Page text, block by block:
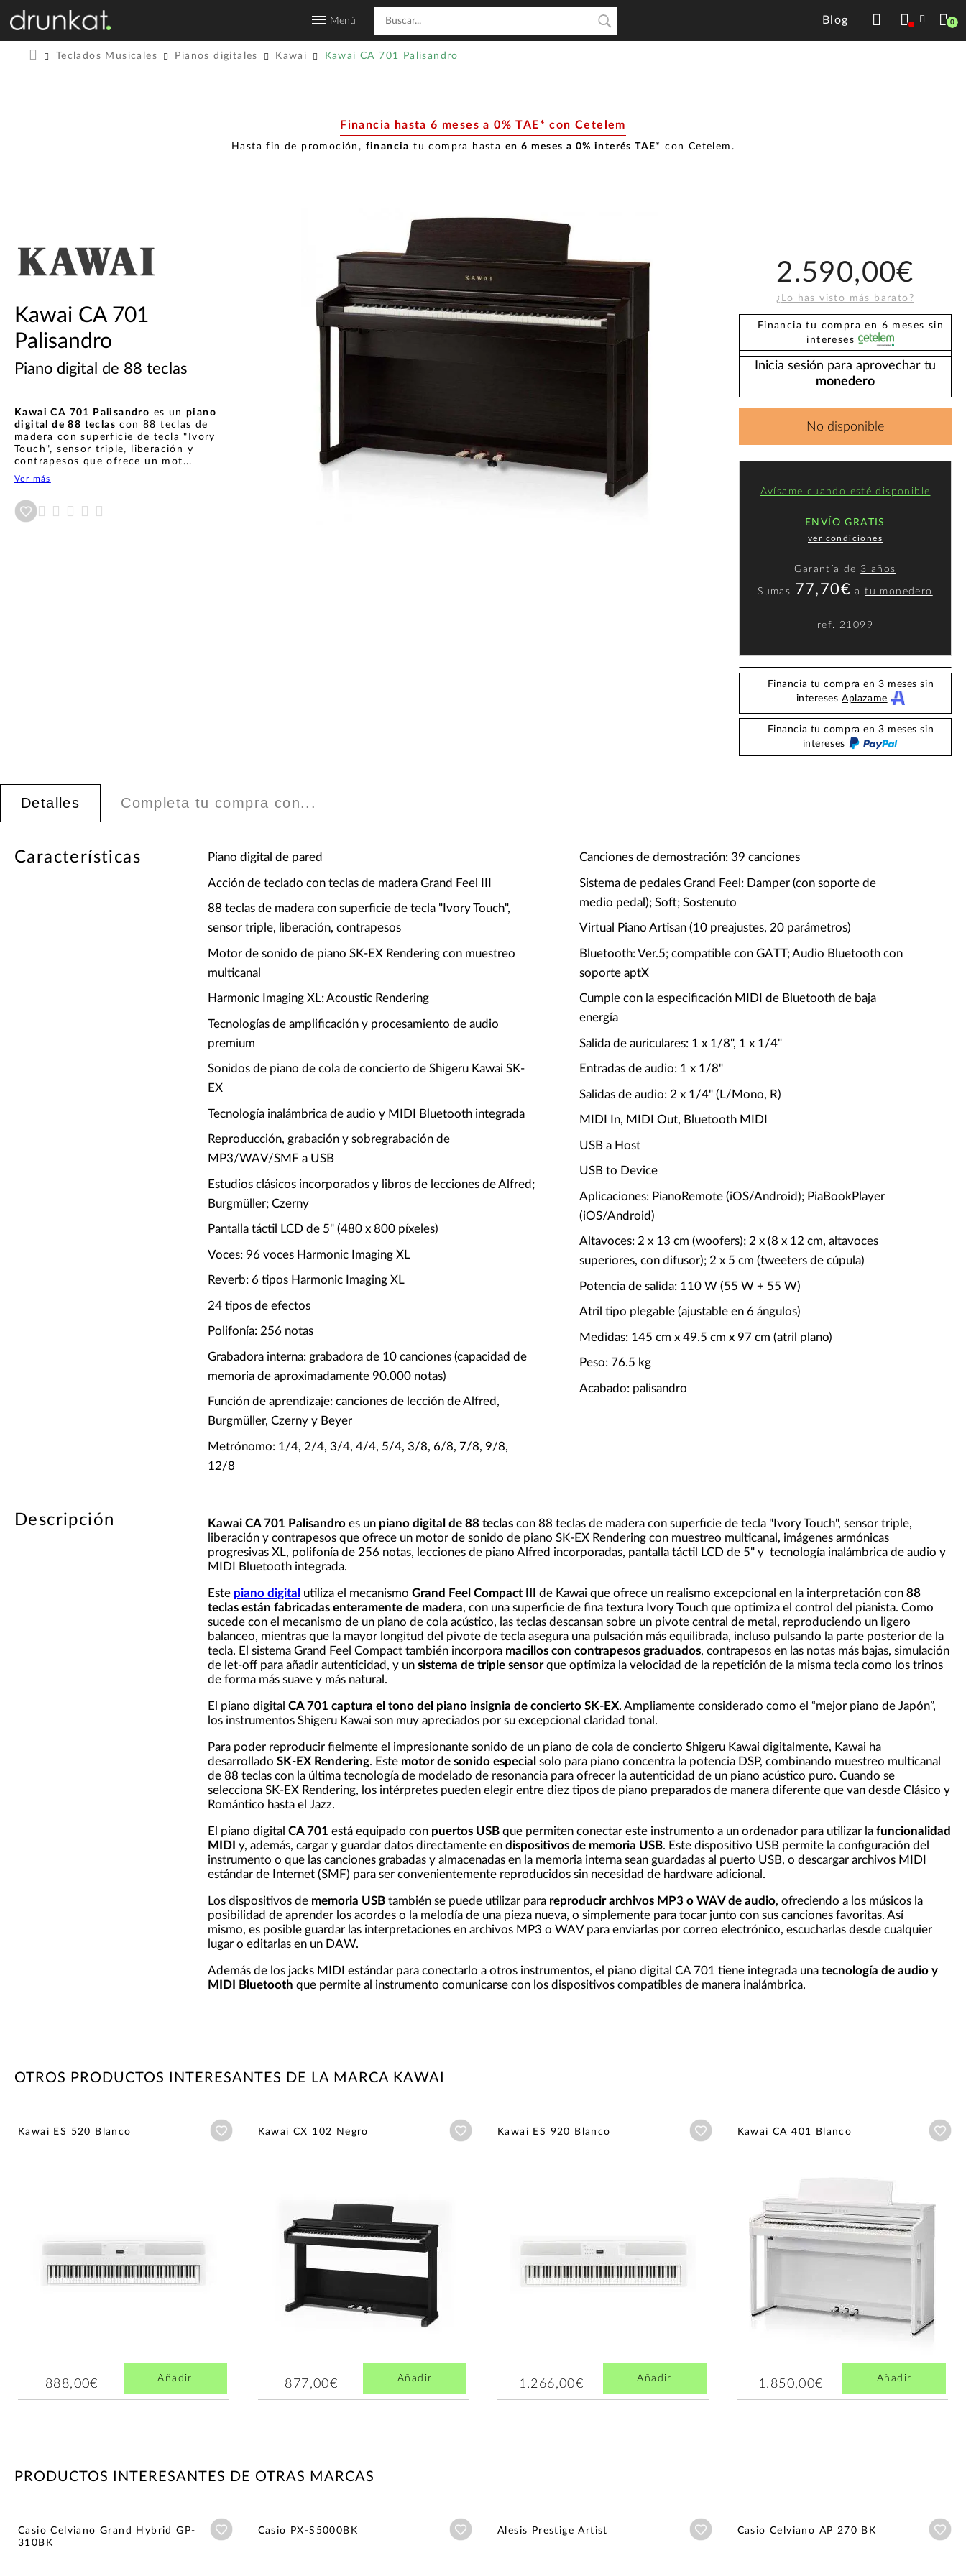
Menú Blog 0
Teclados Musicales Pianos digitales Kawai Kawai CA 701 Palisandro
Financia hasta 6 meses a 0% TAE* con Cetelem
Hasta fin de promoción, financia tu compra hasta en 6 meses a 0% interés TAE* con Cetelem.
Kawai CA 701
Palisandro
Piano digital de 88 teclas
Kawai CA 701 Palisandro es unpiano
digital de 88 teclas con 88 teclas de
madera con superficie de tecla "Ivory
Touch", sensor triple, liberación y
contrapesos que ofrece un mot...
Ver más
2.590,00€
¿Lo has visto más barato?
Financia tu compra en 6 meses sin
intereses
Inicia sesión para aprovechar tu
monedero
No disponible
Avísame cuando esté disponible
ENVÍO GRATIS
ver condiciones
Garantía de 3 años
Sumas 77,70€ atu monedero
ref. 21099
Financia tu compra en 3 meses sin
interesesAplazame
Financia tu compra en 3 meses sin
intereses
Detalles Completa tu compra con...
Características Piano digital de pared
Acción de teclado con teclas de madera Grand Feel III
88 teclas de madera con superficie de tecla "Ivory Touch",
sensor triple, liberación, contrapesos
Motor de sonido de piano SK-EX Rendering con muestreo
multicanal
Harmonic Imaging XL: Acoustic Rendering
Tecnologías de amplificación y procesamiento de audio
premium
Sonidos de piano de cola de concierto de Shigeru Kawai SK-
EX
Tecnología inalámbrica de audio y MIDI Bluetooth integrada
Reproducción, grabación y sobregrabación de
MP3/WAV/SMF a USB
Estudios clásicos incorporados y libros de lecciones de Alfred;
Burgmüller; Czerny
Pantalla táctil LCD de 5" (480 x 800 píxeles)
Voces: 96 voces Harmonic Imaging XL
Reverb: 6 tipos Harmonic Imaging XL
24 tipos de efectos
Polifonía: 256 notas
Grabadora interna: grabadora de 10 canciones (capacidad de
memoria de aproximadamente 90.000 notas)
Función de aprendizaje: canciones de lección de Alfred,
Burgmüller, Czerny y Beyer
Metrónomo: 1/4, 2/4, 3/4, 4/4, 5/4, 3/8, 6/8, 7/8, 9/8,
12/8
Canciones de demostración: 39 canciones
Sistema de pedales Grand Feel: Damper (con soporte de
medio pedal); Soft; Sostenuto
Virtual Piano Artisan (10 preajustes, 20 parámetros)
Bluetooth: Ver.5; compatible con GATT; Audio Bluetooth con
soporte aptX
Cumple con la especificación MIDI de Bluetooth de baja
energía
Salida de auriculares: 1 x 1/8", 1 x 1/4"
Entradas de audio: 1 x 1/8"
Salidas de audio: 2 x 1/4" (L/Mono, R)
MIDI In, MIDI Out, Bluetooth MIDI
USB a Host
USB to Device
Aplicaciones: PianoRemote (iOS/Android); PiaBookPlayer
(iOS/Android)
Altavoces: 2 x 13 cm (woofers); 2 x (8 x 12 cm, altavoces
superiores, con difusor); 2 x 5 cm (tweeters de cúpula)
Potencia de salida: 110 W (55 W + 55 W)
Atril tipo plegable (ajustable en 6 ángulos)
Medidas: 145 cm x 49.5 cm x 97 cm (atril plano)
Peso: 76.5 kg
Acabado: palisandro
Descripción Kawai CA 701 Palisandroes un piano digital de 88 teclascon 88 teclas de madera con superficie de tecla "Ivory Touch", sensor triple,
liberación y contrapesos que ofrece un motor de sonido de piano SK-EX Rendering con muestreo multicanal, imágenes armónicas
progresivas XL, polifonía de 256 notas, lecciones de piano Alfred incorporadas, pantalla táctil LCD de 5" y tecnología inalámbrica de audio y
MIDI Bluetooth integrada.
Este piano digital utiliza el mecanismo Grand Feel Compact III de Kawai que ofrece un realismo excepcional en la interpretación con 88
teclas están fabricadas enteramente de madera, con una superficie de fina textura Ivory Touch que optimiza el control del pianista. Como
sucede con el mecanismo de un piano de cola acústico, las teclas descansan sobre un pivote central de metal, reproduciendo un ligero
balanceo, mientras que la mayor longitud del pivote de tecla asegura una pulsación más equilibrada, incluso pulsando la parte posterior de la
tecla. El sistema Grand Feel Compact también incorpora macillos con contrapesos graduados, contrapesos en las notas más bajas, simulación
de let-off para añadir autenticidad, y un sistema de triple sensorque optimiza la velocidad de la repetición de la misma tecla como los trinos
de forma más suave y más natural.
El piano digital CA 701 captura el tono del piano insignia de concierto SK-EX. Ampliamente considerado como el “mejor piano de Japón”,
los instrumentos Shigeru Kawai son muy apreciados por su excepcional claridad tonal.
Para poder reproducir fielmente el impresionante sonido de un piano de cola de concierto Shigeru Kawai digitalmente, Kawai ha
desarrollado SK-EX Rendering. Este motor de sonido especial solo para piano concentra la potencia DSP, combinando muestreo multicanal
de 88 teclas con la última tecnología de modelado de resonancia para ofrecer la autenticidad de un piano acústico puro. Cuando se
selecciona SK-EX Rendering, los intérpretes pueden elegir entre diez tipos de piano preparados de manera diferente que van desde Clásico y
Romántico hasta el Jazz.
El piano digital CA 701 está equipado con puertos USBque permiten conectar este instrumento a un ordenador para utilizar la funcionalidad
MIDI y, además, cargar y guardar datos directamente en dispositivos de memoria USB. Este dispositivo USB permite la configuración del
instrumento o que las canciones grabadas y almacenadas en la memoria interna sean guardadas al puerto USB, o descargar archivos MIDI
estándar de Internet (SMF) para ser convenientemente reproducidos sin necesidad de hardware adicional.
Los dispositivos de memoria USBtambién se puede utilizar para reproducir archivos MP3 o WAV de audio, ofreciendo a los músicos la
posibilidad de aprender los acordes o la melodía de una pieza nueva, o simplemente para tocar junto con sus canciones favoritas. Así
mismo, es posible guardar las interpretaciones en archivos MP3 o WAV para enviarlas por correo electrónico, escucharlas desde cualquier
lugar o editarlas en un DAW.
Además de los jacks MIDI estándar para conectarlo a otros instrumentos, el piano digital CA 701 tiene integrada una tecnología de audio y
MIDI Bluetooth que permite al instrumento comunicarse con los dispositivos compatibles de manera inalámbrica.
OTROS PRODUCTOS INTERESANTES DE LA MARCA KAWAI
Kawai ES 520 Blanco Añadir a wishlist
888,00€ Añadir
Kawai CX 102 Negro Añadir a wishlist
877,00€ Añadir
Kawai ES 920 Blanco Añadir a wishlist
1.266,00€ Añadir
Kawai CA 401 Blanco
1.850,00€ Añadir
PRODUCTOS INTERESANTES DE OTRAS MARCAS
Casio Celviano Grand Hybrid GP-
310BK
Añadir a wishlist
Casio PX-S5000BK Añadir a wishlist
Alesis Prestige Artist Añadir a wishlist
Casio Celviano AP 270 BK